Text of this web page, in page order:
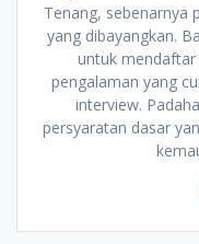
Tenang, sebenarnya
yang dibayangkan.
untuk
pengalaman yang
interview.
persyaratan dasar